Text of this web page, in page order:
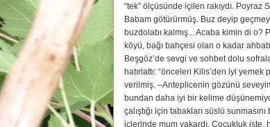
“tek” ölçüsünde içilen rakıydı. Poyraz
Babam götürürmüş. Buz deyip
buzdolabı kalmış... Acaba kimin di o?
köyü, bağı bahçesi olan o kadar
Beşgöz’de sevgi ve sohbet dolu
hatırlattı: “önceleri Kilis’den iyi
verilmiş. –Anteplicenin gözünü
bundan daha iyi bir kelime
çalıştığı için tabakları süslü
içlerinde mum yakardı. Çocukluk işte,